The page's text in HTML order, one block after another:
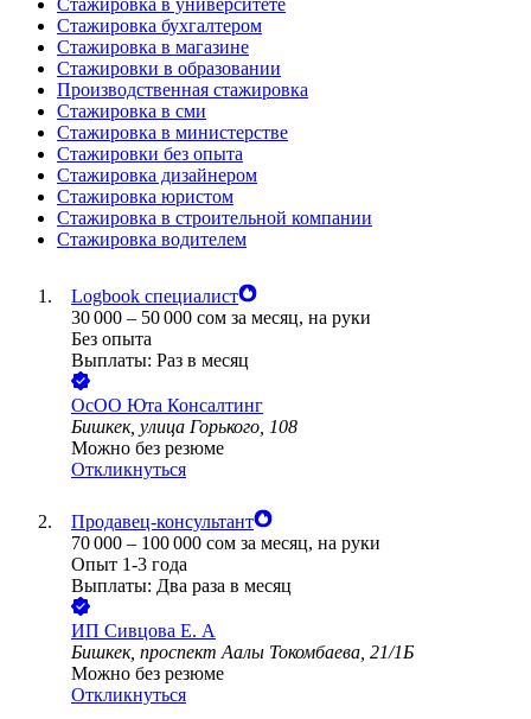
Стажировка в университете
Стажировка бухгалтером
Стажировка в магазине
Стажировки в образовании
Производственная стажировка
Стажировка в сми
Стажировка в министерстве
Стажировки без опыта
Стажировка дизайнером
Стажировка юристом
Стажировка в строительной компании
Стажировка водителем
Logbook специалист
30 000 – 50 000 сом за месяц, на руки
Без опыта
Выплаты: Раз в месяц
ОсОО Юта Консалтинг
Бишкек, улица Горького, 108
Можно без резюме
Откликнуться
Продавец-консультант
70 000 – 100 000 сом за месяц, на руки
Опыт 1-3 года
Выплаты: Два раза в месяц
ИП Сивцова Е. А
Бишкек, проспект Аалы Токомбаева, 21/1Б
Можно без резюме
Откликнуться